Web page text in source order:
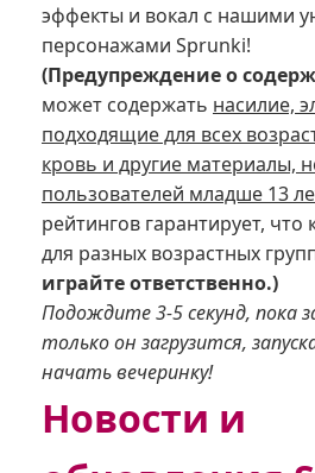
эффекты и вокал с нашими
персонажами Sprunki!
(Предупреждение о
может содержать насилие,
подходящие для всех
кровь и другие материалы,
пользователей младше 13
рейтингов гарантирует, что
для разных возрастных
играйте ответственно.)
Подождите 3-5 секунд, пока
только он загрузится,
начать вечеринку!
Новости и